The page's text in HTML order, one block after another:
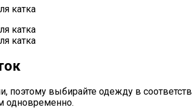
выбирайте одежду в
одновременно.